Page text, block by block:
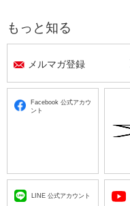
もっと知る
メルマガ登録
Facebook 公式アカウ
ント
LINE 公式アカウント